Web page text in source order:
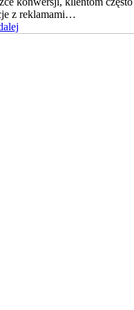
z reklamami…